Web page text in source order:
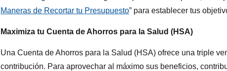
Maneras de Recortar tu Presupuesto” para establecer tus
Maximiza tu Cuenta de Ahorros para la Salud (HSA)
Una Cuenta de Ahorros para la Salud (HSA) ofrece una triple
contribución. Para aprovechar al máximo sus beneficios,